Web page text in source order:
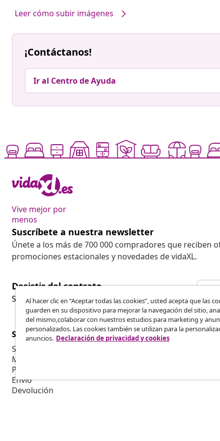
Leer cómo subir imágenes
¡Contáctanos!
Ir al Centro de Ayuda
Vive mejor por
menos
Suscríbete a nuestra newsletter
Únete a los más de 700 000 compradores que reciben
promociones estacionales y novedades de vidaXL.
Desistir del contrato
Solicita la cancelación de tu pedido.
Servicio al Cliente
Seguimiento del pedido
Mi cuenta
Pago
Envío
Devolución
Empresas
Al hacer clic en “Aceptar todas las cookies”, usted acepta que las
guarden en su dispositivo para mejorar la navegación del sitio,
del mismo,colaborar con nuestros estudios para marketing y
personalizados. Las cookies también se utilizan para la
anuncios. Declaración de privacidad y cookies